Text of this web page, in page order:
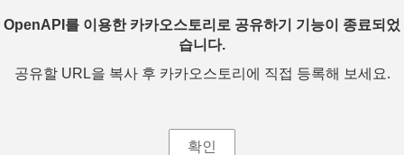
OpenAPI를 이용한 카카오스토리로 공유하기 기능이 종료되었
습니다.
공유할 URL을 복사 후 카카오스토리에 직접 등록해 보세요.
확인